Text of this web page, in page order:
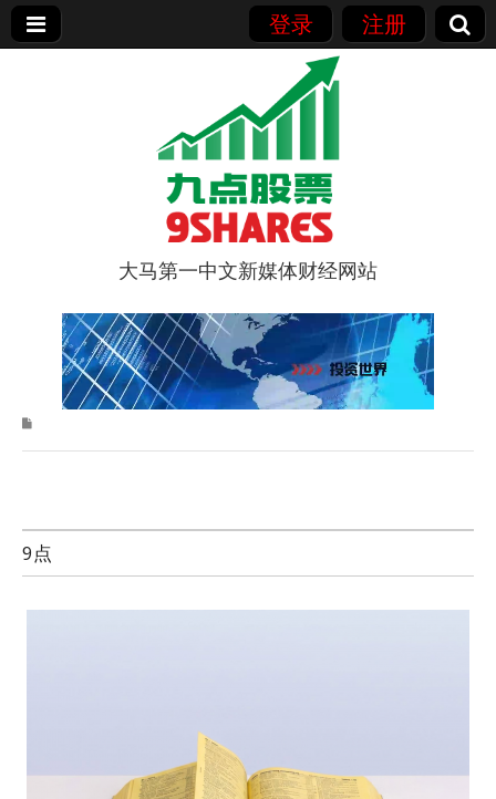
登录 注册
9点股票
大马第一中文新媒体财经网站
9点